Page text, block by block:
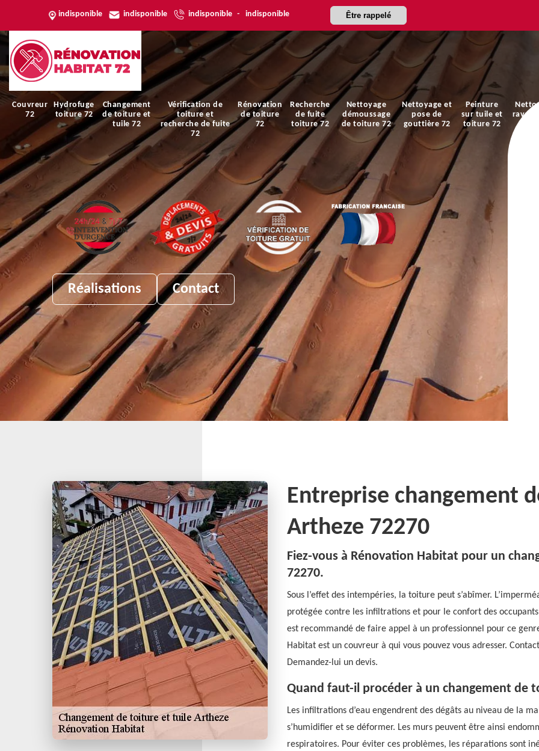
indisponible indisponible indisponible - indisponible Être rappelé
Couvreur
72
Hydrofuge
toiture 72
Changement
de toiture et
tuile 72
Vérification de
toiture et
recherche de fuite
72
Rénovation
de toiture
72
Recherche
de fuite
toiture 72
Nettoyage
démoussage
de toiture 72
Nettoyage et
pose de
gouttière 72
Peinture
sur tuile et
toiture 72
Réalisations Contact
Entreprise changement
Artheze 72270
Fiez-vous à Rénovation Habitat pour un
72270.
Sous l’effet des intempéries, la toiture peut s’abîmer.
protégée contre les infiltrations et pour le confort des
est recommandé de faire appel à un professionnel pour ce
Habitat est un couvreur à qui vous pouvez vous adresser.
Demandez-lui un devis.
Quand faut-il procéder à un changement de
Les infiltrations d’eau engendrent des dégâts au niveau de la
s’humidifier et se déformer. Les murs peuvent être ainsi
respiratoires. Pour éviter ces problèmes, les réparations sont